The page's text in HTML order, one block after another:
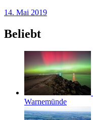
14. Mai 2019
Beliebt
Warnemünde